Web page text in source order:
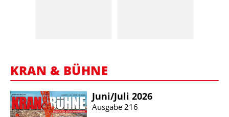
KRAN & BÜHNE
Juni/​Juli 2026
Ausgabe 216